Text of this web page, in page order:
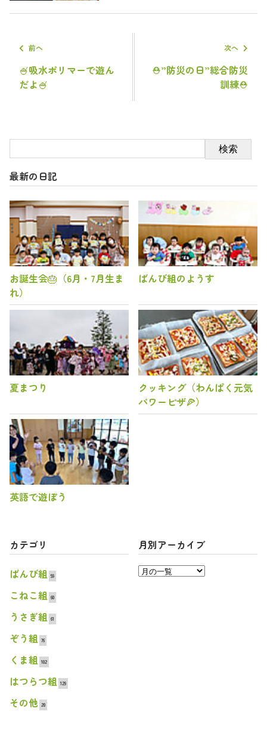
前へ
🍧吸水ポリマーで遊ん
だよ🍧
次へ
⛑”防災の日”総合防災
訓練⛑
検索
最新の日記
お誕生会🎂（6月・7月生ま
れ）
ばんび組のようす
夏まつり
クッキング（わんぱく元気
パワーピザ🍕）
英語で遊ぼう
カテゴリ
ばんび組 59
こねこ組 60
うさぎ組 61
ぞう組 76
くま組 102
はつらつ組 129
その他 20
月別アーカイブ